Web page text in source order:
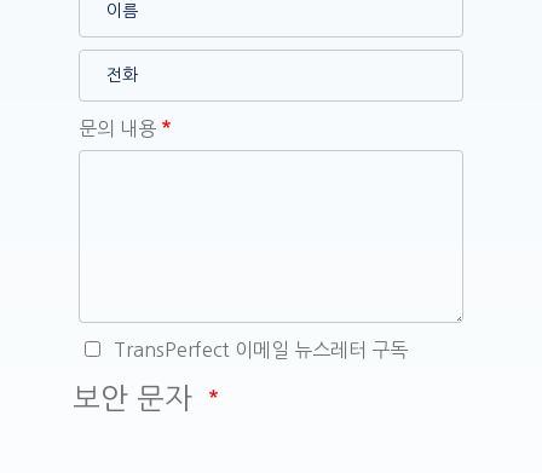
문의 내용
TransPerfect 이메일 뉴스레터 구독
보안 문자